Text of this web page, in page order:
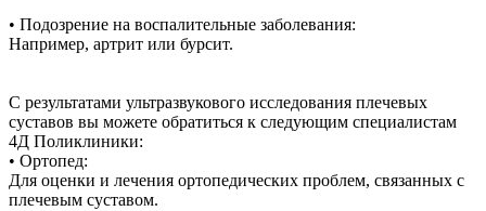
• Подозрение на воспалительные заболевания:
Например, артрит или бурсит.
С результатами ультразвукового исследования плечевых
суставов вы можете обратиться к следующим специалистам
4Д Поликлиники:
• Ортопед:
Для оценки и лечения ортопедических проблем, связанных с
плечевым суставом.